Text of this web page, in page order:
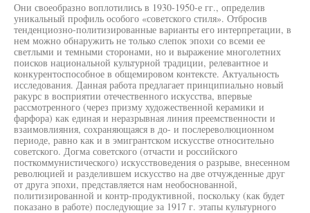
Они своеобразно воплотились в 1930-1950-е гг., определив
уникальный профиль особого «советского стиля». Отбросив
тенденциозно-политизированные варианты его интерпретации, в
нем можно обнаружить не только слепок эпохи со всеми ее
светлыми и темными сторонами, но и выражение многолетних
поисков национальной культурной традиции, релевантное и
конкурентоспособное в общемировом контексте. Актуальность
исследования. Данная работа предлагает принципиально новый
ракурс в восприятии отечественного искусства, впервые
рассмотренного (через призму художественной керамики и
фарфора) как единая и неразрывная линия преемственности и
взаимовлияния, сохраняющаяся в до- и послереволюционном
периоде, равно как и в эмигрантском искусстве относительно
советского. Догма советского (отчасти и российского
посткоммунистического) искусствоведения о разрыве, внесенном
революцией и разделившем искусство на две отчужденные друг
от друга эпохи, представляется нам необоснованной,
политизированной и контр-продуктивной, поскольку (как будет
показано в работе) последующие за 1917 г. этапы культурного